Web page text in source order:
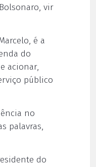
vir
é a
do
acionar,
público
no
palavras,
do